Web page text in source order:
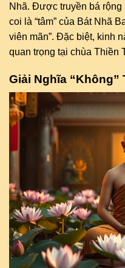
Nhã. Được truyền bá
coi là “tâm” của Bát Nhã
viên mãn”. Đặc biệt, kinh
quan trọng tại chùa Thiền
Giải Nghĩa “Không”